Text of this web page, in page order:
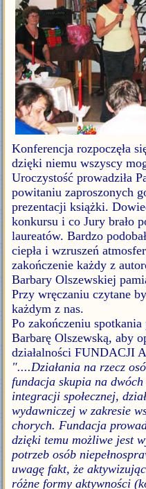
Konferencja rozpoczęła
dzięki niemu wszyscy
Uroczystość prowadziła
powitaniu zaproszonych
prezentacji książki.
konkursu i co Jury brało
laureatów. Bardzo
ciepła i wzruszeń
zakończenie każdy z
Barbary Olszewskiej
Przy wręczaniu czytane
każdym z nas.
Po zakończeniu spotkania
Barbarę Olszewską, aby
działalności FUNDACJI
"....Działania na rzecz
fundacja skupia na
integracji społecznej,
wydawniczej w zakresie
chorych. Fundacja
dzięki temu możliwe jest
potrzeb osób
uwagę fakt, że
różne formy aktywności